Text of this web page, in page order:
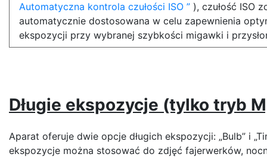
Automatyczna kontrola czułości ISO
), czułość ISO
automatycznie dostosowana w celu zapewnienia
ekspozycji przy wybranej szybkości migawki i
Długie ekspozycje (tylko tryb
Aparat oferuje dwie opcje długich ekspozycji: „Bulb” i
ekspozycje można stosować do zdjęć fajerwerków,